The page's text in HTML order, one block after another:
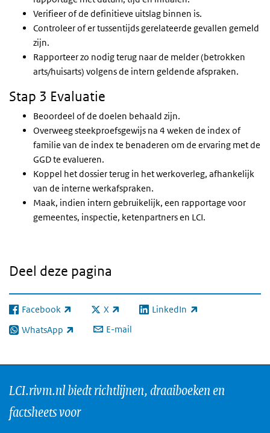
Verifieer of de definitieve uitslag binnen is.
Controleer of er tussentijds gerelateerde gevallen gemeld
zijn.
Rapporteer zo nodig terug naar de melder (betrokken
arts/huisarts) volgens de intern geldende afspraken.
Stap 3 Evaluatie
Beoordeel of de doelen behaald zijn.
Overweeg steekproefsgewijs na 4 weken de index of
familie van de index te benaderen om de ervaring met de
GGD te evalueren.
Koppel het dossier terug in het werkoverleg, afhankelijk
van de interne werkafspraken.
Maak, indien intern gebruikelijk, een rapportage voor
gemeentes, inspectie, ketenpartners en LCI.
Deel deze pagina
Facebook
(externe link) X
(externe link) LinkedIn
(externe link)
WhatsApp
(externe link) E-mail
LCI.rivm.nl biedt richtlijnen, draaiboeken en
factsheets voor